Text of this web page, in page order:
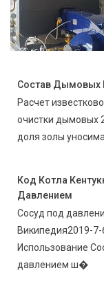
Состав Дымовых
Расчет
очистки дымовых
доля золы
Код Котла
Давлением
Сосуд под
Википедия2019-7-
Использование
давлением ш�